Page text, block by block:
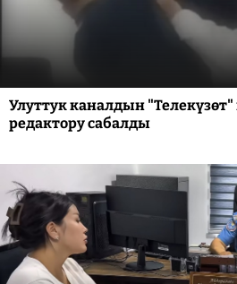
Улуттук каналдын
редактору сабалды